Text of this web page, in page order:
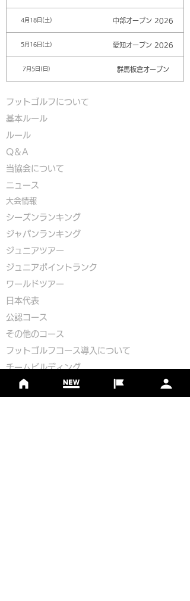
4月18日(土) 中部オープン 2026
5月16日(土) 愛知オープン 2026
7月5日(日) 群馬板倉オープン
フットゴルフについて
基本ルール
ルール
Q＆A
​当協会について
​ニュース
大会情報
シーズンランキング
ジャパンランキング
ジュニアツアー
ジュニアポイントランク
​ワールドツアー
​​日本代表
公認コース
​その他のコース
​ フットゴルフコース導入について
​チームビルディング
選手登録​